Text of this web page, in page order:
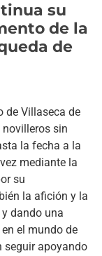
su
de la
de
de Villaseca de
novilleros sin
la fecha a la
mediante la
su
la afición y la
dando una
el mundo de
seguir apoyando